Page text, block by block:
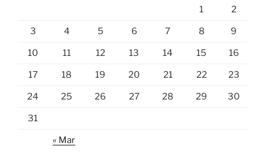
1 2
3 4 5 6 7 8 9
10 11 12 13 14 15 16
17 18 19 20 21 22 23
24 25 26 27 28 29 30
31
« Mar